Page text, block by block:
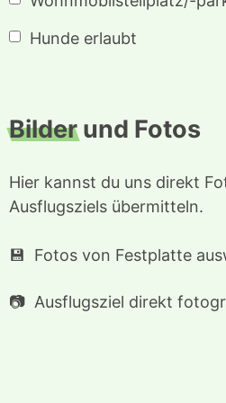
Hunde erlaubt
Bilderund Fotos
Hier kannst du uns direkt
Ausflugsziels übermitteln.
Fotos von Festplatte
Ausflugsziel direkt